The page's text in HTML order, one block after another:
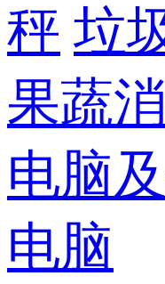
秤 垃
果蔬
电脑
电脑